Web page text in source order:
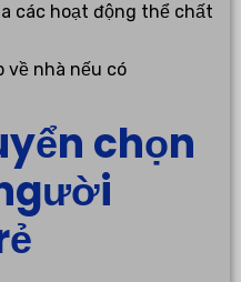
các hoạt động thể chất
về nhà nếu có
chọn